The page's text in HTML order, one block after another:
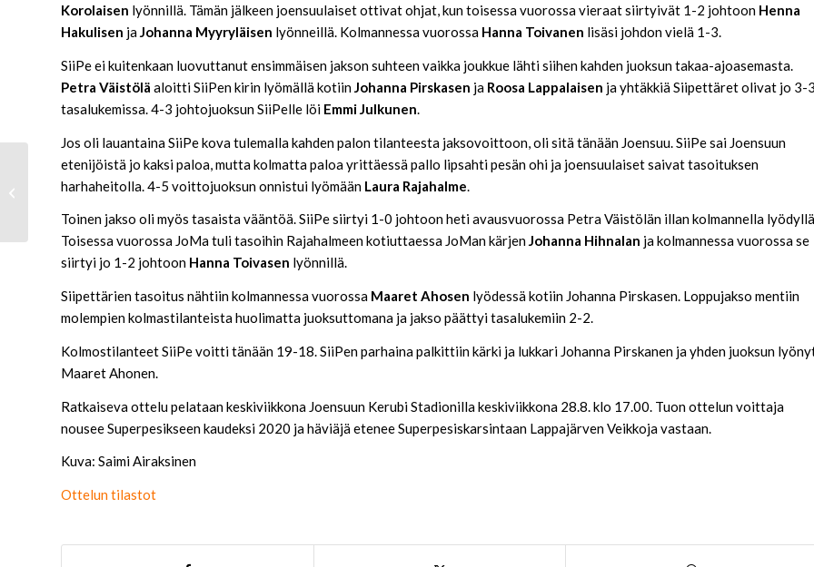
Korolaisen lyönnillä. Tämän jälkeen joensuulaiset ottivat ohjat, kun toisessa vuorossa vieraat siirtyivät 1-2 johtoon Henna
Hakulisen jaJohanna Myyryläisen lyönneillä. Kolmannessa vuorossa Hanna Toivanen lisäsi johdon vielä 1-3.
SiiPe ei kuitenkaan luovuttanut ensimmäisen jakson suhteen vaikka joukkue lähti siihen kahden juoksun takaa-ajoasemasta.
Petra Väistölä aloitti SiiPen kirin lyömällä kotiinJohanna Pirskasen ja Roosa Lappalaisen ja yhtäkkiä Siipettäret olivat jo 3-
tasalukemissa. 4-3 johtojuoksun SiiPelle löi Emmi Julkunen.
Jos oli lauantaina SiiPe kova tulemalla kahden palon tilanteesta jaksovoittoon, oli sitä tänään Joensuu. SiiPe sai Joensuun
etenijöistä jo kaksi paloa, mutta kolmatta paloa yrittäessä pallo lipsahti pesän ohi ja joensuulaiset saivat tasoituksen
harhaheitolla. 4-5 voittojuoksun onnistui lyömään Laura Rajahalme
Toinen jakso oli myös tasaista vääntöä. SiiPe siirtyi 1-0 johtoon heti avausvuorossa Petra Väistölän illan kolmannella
Toisessa vuorossa JoMa tuli tasoihin Rajahalmeen kotiuttaessa JoMan kärjenJohanna Hihnalan ja kolmannessa vuorossa se
siirtyi jo 1-2 johtoon Hanna Toivasen lyönnillä.
Siipettärien tasoitus nähtiin kolmannessa vuorossa Maaret Ahosen lyödessä kotiin Johanna Pirskasen. Loppujakso mentiin
molempien kolmastilanteista huolimatta juoksuttomana ja jakso päättyi tasalukemiin 2-2.
Kolmostilanteet SiiPe voitti tänään 19-18. SiiPen parhaina palkittiin kärki ja lukkari Johanna Pirskanen ja yhden juoksun
Maaret Ahonen.
Ratkaiseva ottelu pelataan keskiviikkona Joensuun Kerubi Stadionilla keskiviikkona 28.8. klo 17.00. Tuon ottelun voittaja
nousee Superpesikseen kaudeksi 2020 ja häviäjä etenee Superpesiskarsintaan Lappajärven Veikkoja vastaan.
Kuva: Saimi Airaksinen
Ottelun tilastot
Naisille voitto Joensuusta –
Superpesispaikka katkolla huomenna